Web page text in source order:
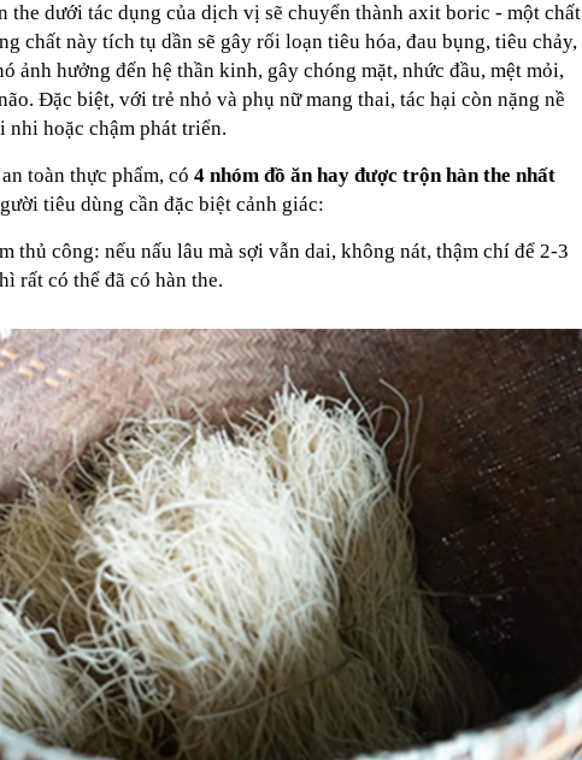
the dưới tác dụng của dịch vị sẽ chuyển thành axit boric - một chất
chất này tích tụ dần sẽ gây rối loạn tiêu hóa, đau bụng, tiêu chảy,
ảnh hưởng đến hệ thần kinh, gây chóng mặt, nhức đầu, mệt mỏi,
Đặc biệt, với trẻ nhỏ và phụ nữ mang thai, tác hại còn nặng nề
nhi hoặc chậm phát triển.
toàn thực phẩm, có 4 nhóm đồ ăn hay được trộn hàn the nhất
tiêu dùng cần đặc biệt cảnh giác:
thủ công: nếu nấu lâu mà sợi vẫn dai, không nát, thậm chí để 2-3
rất có thể đã có hàn the.